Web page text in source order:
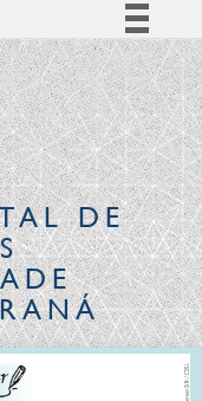
Simplifique!
Comunica BR
Participe
à informação
Legislação
CanaisDE